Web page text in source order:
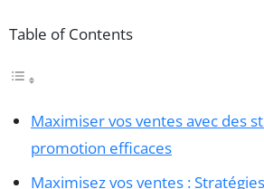
Table of Contents
Maximiser vos ventes avec des
promotion efficaces
Maximisez vos ventes :